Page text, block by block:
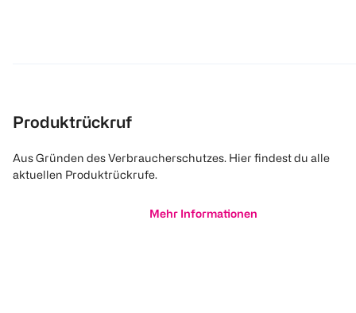
Produktrückruf
Aus Gründen des Verbraucherschutzes. Hier findest du alle
aktuellen Produktrückrufe.
Mehr Informationen